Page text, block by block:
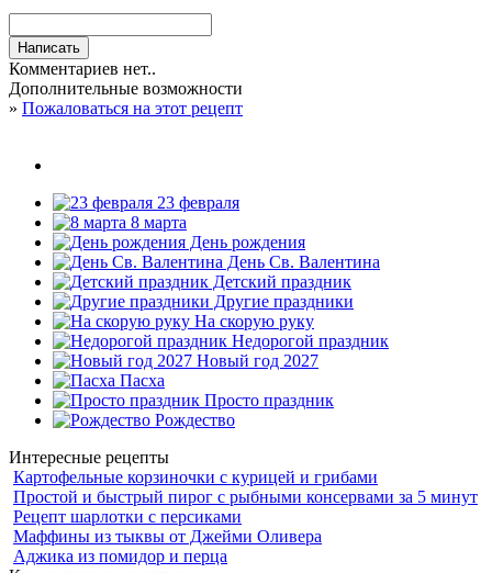
Комментариев нет..
Дополнительные возможности
» Пожаловаться на этот рецепт
23 февраля
8 марта
День рождения
День Св. Валентина
Детский праздник
Другие праздники
На скорую руку
Недорогой праздник
Новый год 2027
Пасха
Просто праздник
Рождество
Интересные рецепты
Картофельные корзиночки с курицей и грибами
Простой и быстрый пирог с рыбными консервами за 5 минут
Рецепт шарлотки с персиками
Маффины из тыквы от Джейми Оливера
Аджика из помидор и перца